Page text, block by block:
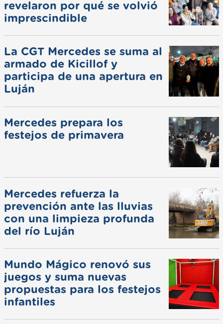
revelaron por qué se volvió
imprescindible
La CGT Mercedes se suma al
armado de Kicillof y
participa de una apertura en
Luján
Mercedes prepara los
festejos de primavera
Mercedes refuerza la
prevención ante las lluvias
con una limpieza profunda
del río Luján
Mundo Mágico renovó sus
juegos y suma nuevas
propuestas para los festejos
infantiles